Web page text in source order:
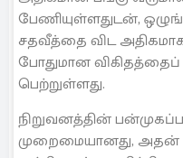
பேணியுள்ளதுடன்,
சதவீத்தை விட
போதுமான விகிதத்தைப்
பெற்றுள்ளது.
நிறுவனத்தின்
முறைமையானது,